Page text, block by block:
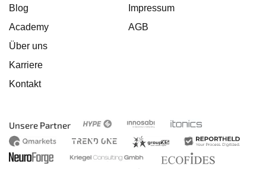
Blog
Academy
Über uns
Karriere
Kontakt
Impressum
AGB
Unsere Partner